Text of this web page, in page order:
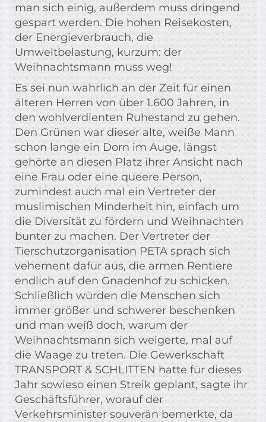
man sich einig, außerdem muss dringend
gespart werden. Die hohen Reisekosten,
der Energieverbrauch, die
Umweltbelastung, kurzum: der
Weihnachtsmann muss weg!
Es sei nun wahrlich an der Zeit für einen
älteren Herren von über 1.600 Jahren, in
den wohlverdienten Ruhestand zu gehen.
Den Grünen war dieser alte, weiße Mann
schon lange ein Dorn im Auge, längst
gehörte an diesen Platz ihrer Ansicht nach
eine Frau oder eine queere Person,
zumindest auch mal ein Vertreter der
muslimischen Minderheit hin, einfach um
die Diversität zu fördern und Weihnachten
bunter zu machen. Der Vertreter der
Tierschutzorganisation PETA sprach sich
vehement dafür aus, die armen Rentiere
endlich auf den Gnadenhof zu schicken.
Schließlich würden die Menschen sich
immer größer und schwerer beschenken
und man weiß doch, warum der
Weihnachtsmann sich weigerte, mal auf
die Waage zu treten. Die Gewerkschaft
TRANSPORT & SCHLITTEN hatte für dieses
Jahr sowieso einen Streik geplant, sagte ihr
Geschäftsführer, worauf der
Verkehrsminister souverän bemerkte, da